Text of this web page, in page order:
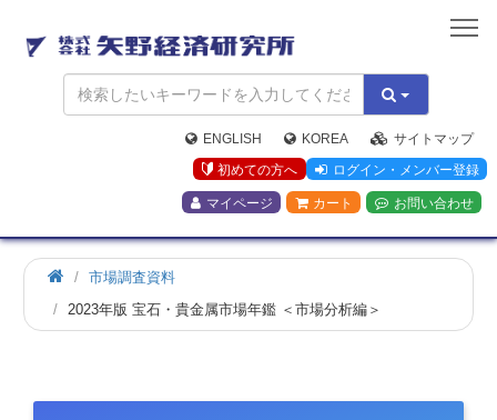
矢
野
経
済
研
究
所
ENGLISH KOREA
サイトマップ
初めての方へ
ログイン・メンバー登録
マイページ カート お問い合わせ
市場調査資料
2023年版 宝石・貴金属市場年鑑 ＜市場分析編＞